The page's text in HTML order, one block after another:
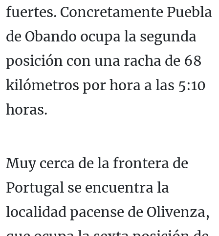
fuertes. Concretamente Puebla
de Obando ocupa la segunda
posición con una racha de 68
kilómetros por hora a las 5:10
horas.
Muy cerca de la frontera de
Portugal se encuentra la
localidad pacense de Olivenza,